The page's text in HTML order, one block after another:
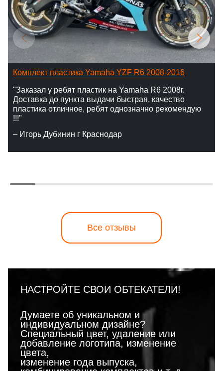
Комплект пластика Yamaha YZF R6 2008-2016
"Заказал у ребят пластик на Yamaha R6 2008г.
Доставка до пункта выдачи быстрая, качество
пластика отличное, ребят однозначно рекомендую
!!!"
– Игорь Дубинин г Краснодар
Все отзывы
НАСТРОЙТЕ СВОИ ОБТЕКАТЕЛИ!
Думаете об уникальном и
индивидуальном дизайне?
Специальный цвет, удаление или
добавление логотипа, изменение
цвета,
изменение года выпуска,